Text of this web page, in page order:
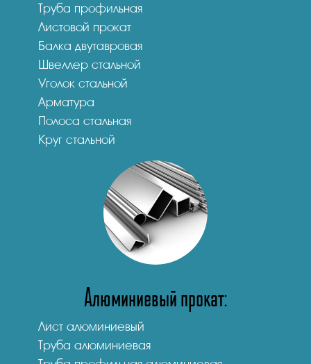
Труба профильная
Листовой прокат
Балка двутавровая
Швеллер стальной
Уголок стальной
Арматура
Полоса стальная
Круг стальной
Алюминиевый прокат:
Лист алюминиевый
Труба алюминиевая